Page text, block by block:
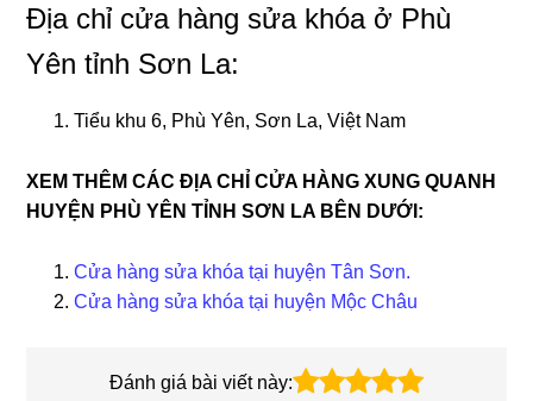
Địa chỉ cửa hàng sửa khóa ở Phù
Yên tỉnh Sơn La:
Tiểu khu 6, Phù Yên, Sơn La, Việt Nam
XEM THÊM CÁC ĐỊA CHỈ CỬA HÀNG XUNG QUANH
HUYỆN PHÙ YÊN TỈNH SƠN LA BÊN DƯỚI:
Cửa hàng sửa khóa tại huyện Tân Sơn.
Cửa hàng sửa khóa tại huyện Mộc Châu
Đánh giá bài viết này: